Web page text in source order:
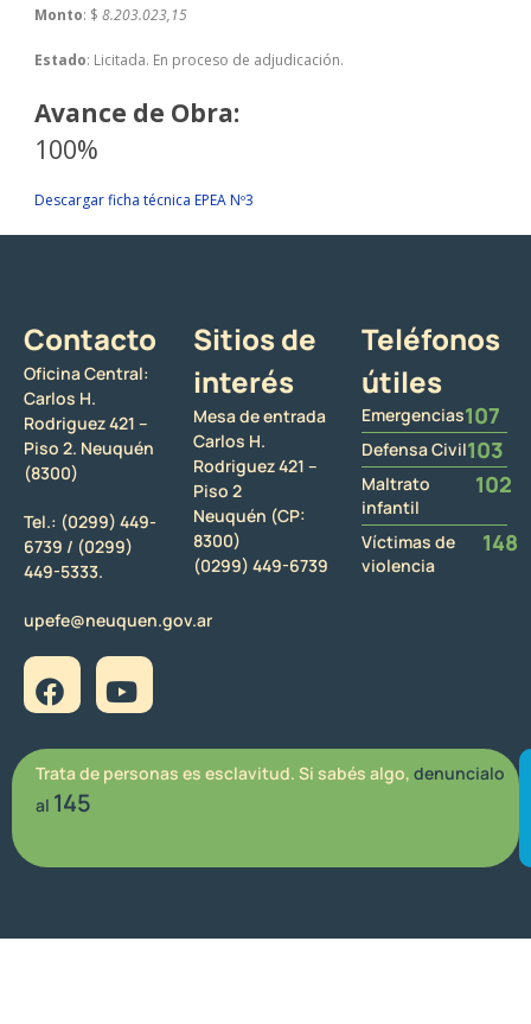
Monto: $ 8.203.023,15
Estado: Licitada. En proceso de adjudicación.
Avance de Obra:
100%
Descargar ficha técnica EPEA Nº3
Contacto
Oficina Central:
Carlos H.
Rodriguez 421 –
Piso 2. Neuquén
(8300)
Tel.: (0299) 449-
6739 / (0299)
449-5333.
upefe@neuquen.gov.ar
Sitios de
interés
Mesa de entrada
Carlos H.
Rodriguez 421 –
Piso 2
Neuquén (CP:
8300)
(0299) 449-6739
Teléfonos
útiles
Emergencias107
Defensa Civil103
Maltrato
infantil
102
Víctimas de
violencia
148
Trata de personas es esclavitud. Si sabés algo, denuncialo
al 145